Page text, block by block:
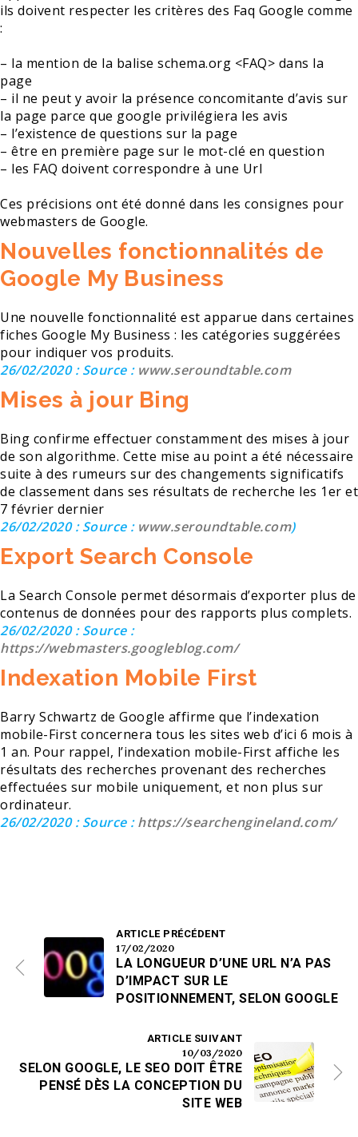
ils doivent respecter les critères des Faq Google comme
:
– la mention de la balise schema.org <FAQ> dans la
page
– il ne peut y avoir la présence concomitante d’avis sur
la page parce que google privilégiera les avis
– l’existence de questions sur la page
– être en première page sur le mot-clé en question
– les FAQ doivent correspondre à une Url
Ces précisions ont été donné dans les consignes pour
webmasters de Google.
Nouvelles fonctionnalités de
Google My Business
Une nouvelle fonctionnalité est apparue dans certaines
fiches Google My Business : les catégories suggérées
pour indiquer vos produits.
26/02/2020 : Source : www.seroundtable.com
Mises à jour Bing
Bing confirme effectuer constamment des mises à jour
de son algorithme. Cette mise au point a été nécessaire
suite à des rumeurs sur des changements significatifs
de classement dans ses résultats de recherche les 1er et
7 février dernier
26/02/2020 : Source :www.seroundtable.com)
Export Search Console
La Search Console permet désormais d’exporter plus de
contenus de données pour des rapports plus complets.
26/02/2020 : Source :
https://webmasters.googleblog.com/
Indexation Mobile First
Barry Schwartz de Google affirme que l’indexation
mobile-First concernera tous les sites web d’ici 6 mois à
1 an. Pour rappel, l’indexation mobile-First affiche les
résultats des recherches provenant des recherches
effectuées sur mobile uniquement, et non plus sur
ordinateur.
26/02/2020 : Source :https://searchengineland.com/
ARTICLE PRÉCÉDENT
17/02/2020
LA LONGUEUR D’UNE URL N’A PAS
D’IMPACT SUR LE
POSITIONNEMENT, SELON GOOGLE
ARTICLE SUIVANT
10/03/2020
SELON GOOGLE, LE SEO DOIT ÊTRE
PENSÉ DÈS LA CONCEPTION DU
SITE WEB